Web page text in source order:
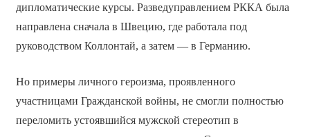
дипломатические курсы. Разведуправлением РККА была
направлена сначала в Швецию, где работала под
руководством Коллонтай, а затем — в Германию.
Но примеры личного героизма, проявленного
участницами Гражданской войны, не смогли полностью
переломить устоявшийся мужской стереотип в